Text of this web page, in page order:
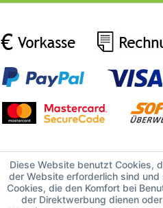
Diese Website benutzt Cookies,
der Website erforderlich sind
Cookies, die den Komfort bei
der Direktwerbung dienen